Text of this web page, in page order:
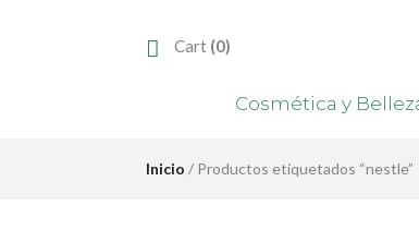
Cart (0)
Cosmética y
Inicio / Productos etiquetados “nestle”